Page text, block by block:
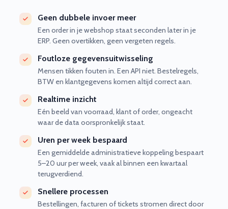
Geen dubbele invoer meer
Een order in je webshop staat seconden later in je
ERP. Geen overtikken, geen vergeten regels.
Foutloze gegevensuitwisseling
Mensen tikken fouten in. Een API niet. Bestelregels,
BTW en klantgegevens komen altijd correct aan.
Realtime inzicht
Eén beeld van voorraad, klant of order, ongeacht
waar de data oorspronkelijk staat.
Uren per week bespaard
Een gemiddelde administratieve koppeling bespaart
5–20 uur per week, vaak al binnen een kwartaal
terugverdiend.
Snellere processen
Bestellingen, facturen of tickets stromen direct door